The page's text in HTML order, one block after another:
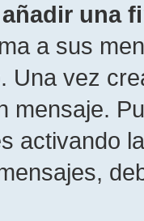
una
a sus
Una vez
mensaje.
activando